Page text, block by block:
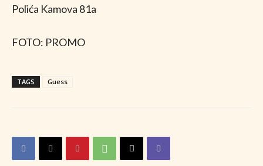
Polića Kamova 81a
FOTO: PROMO
TAGS Guess